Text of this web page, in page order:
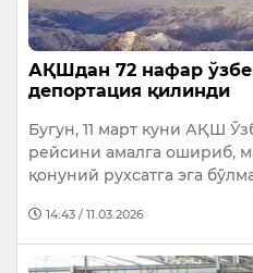
АҚШдан 72 нафар
депортация қилинди
Бугун, 11 март куни АҚШ
рейсини амалга ошириб,
қонуний рухсатга эга
14:43 / 11.03.2026